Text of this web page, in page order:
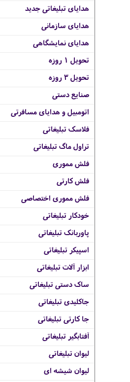
هدایای تبلیغاتی جدید
هدایای سازمانی
هدایای نمایشگاهی
تحویل 1 روزه
تحویل 3 روزه
صنایع دستی
اتومبیل و هدایای مسافرتی
فلاسک تبلیغاتی
تراول ماگ تبلیغاتی
فلش مموری
فلش کارتی
فلش مموری اختصاصی
خودکار تبلیغاتی
پاوربانک تبلیغاتی
اسپیکر تبلیغاتی
ابزار آلات تبلیغاتی
ساک دستی تبلیغاتی
جاکلیدی تبلیغاتی
جا کارتی تبلیغاتی
آفتابگیر تبلیغاتی
لیوان تبلیغاتی
لیوان شیشه ای